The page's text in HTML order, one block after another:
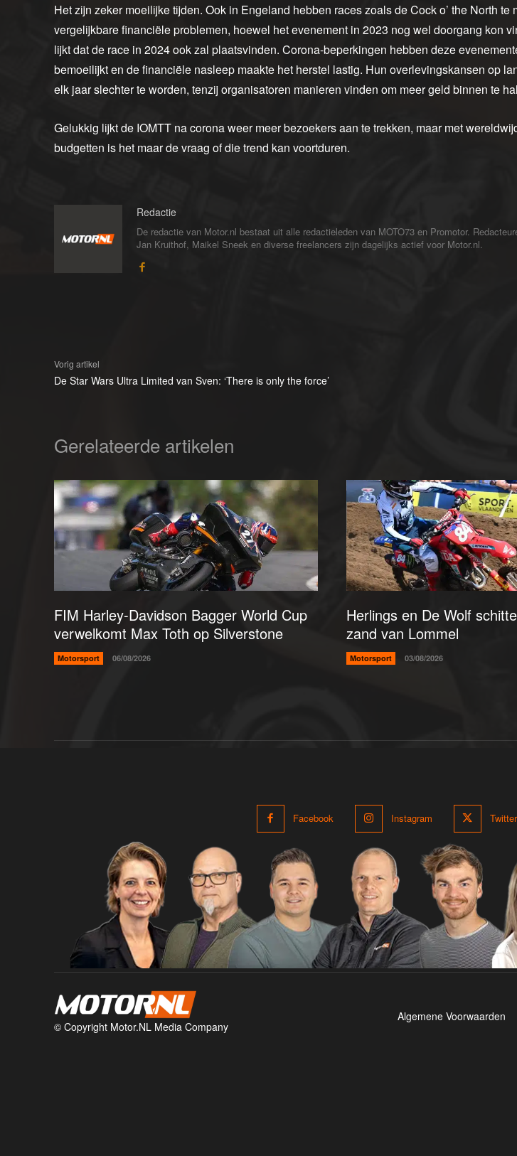
Het zijn zeker moeilijke tijden. Ook in Engeland hebben races zoals de Cock o’ the North te
vergelijkbare financiële problemen, hoewel het evenement in 2023 nog wel doorgang kon
lijkt dat de race in 2024 ook zal plaatsvinden. Corona-beperkingen hebben deze
bemoeilijkt en de financiële nasleep maakte het herstel lastig. Hun overlevingskansen op
elk jaar slechter te worden, tenzij organisatoren manieren vinden om meer geld binnen te
Gelukkig lijkt de IOMTT na corona weer meer bezoekers aan te trekken, maar met
budgetten is het maar de vraag of die trend kan voortduren.
Redactie
De redactie van Motor.nl bestaat uit alle redactieleden van MOTO73 en Promotor.
Jan Kruithof, Maikel Sneek en diverse freelancers zijn dagelijks actief voor Motor.nl.
Vorig artikel
De Star Wars Ultra Limited van Sven: ‘There is only the force’
Gerelateerde artikelen
FIM Harley-Davidson Bagger World Cup
verwelkomt Max Toth op Silverstone
Motorsport 06/08/2026
Herlings en De Wolf
zand van Lommel
Motorsport 03/08/2026
Facebook Instagram Twitter
© Copyright Motor.NL Media Company
Algemene Voorwaarden